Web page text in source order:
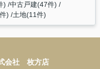
) 中古戸建(47件)
) 土地(11件)
会社 枚方店